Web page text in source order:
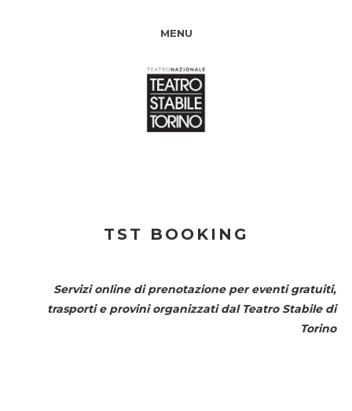
MENU
TST BOOKING
Servizi online di prenotazione per eventi gratuiti,
trasporti e provini organizzati dal Teatro Stabile di
Torino